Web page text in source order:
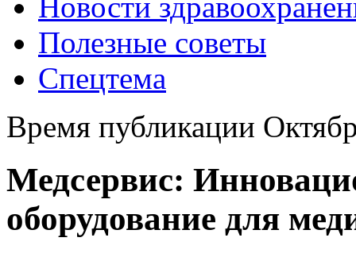
Полезные советы
Спецтема
Время публикации
Медсервис:
оборудование для